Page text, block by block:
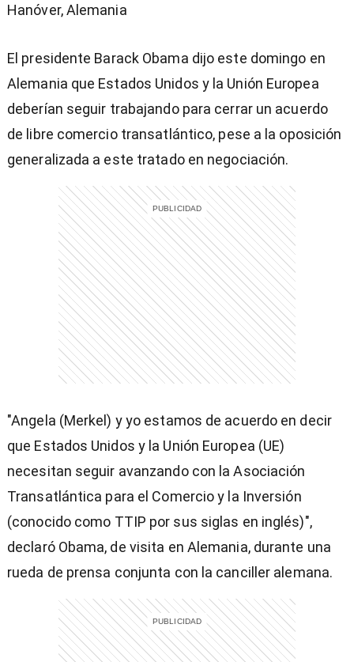
Hanóver, Alemania
El presidente Barack Obama dijo este domingo en
Alemania que Estados Unidos y la Unión Europea
deberían seguir trabajando para cerrar un acuerdo
de libre comercio transatlántico, pese a la oposición
generalizada a este tratado en negociación.
"Angela (Merkel) y yo estamos de acuerdo en decir
que Estados Unidos y la Unión Europea (UE)
necesitan seguir avanzando con la Asociación
Transatlántica para el Comercio y la Inversión
(conocido como TTIP por sus siglas en inglés)",
declaró Obama, de visita en Alemania, durante una
rueda de prensa conjunta con la canciller alemana.